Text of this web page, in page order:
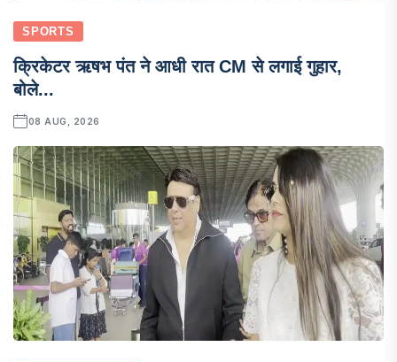
SPORTS
क्रिकेटर ऋषभ पंत ने आधी रात CM से लगाई गुहार,
बोले...
08 AUG, 2026